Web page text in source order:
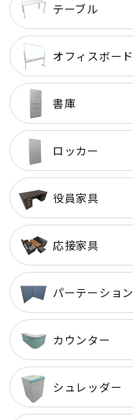
テーブル
オフィスボード
書庫
ロッカー
役員家具
応接家具
パーテーション
カウンター
シュレッダー